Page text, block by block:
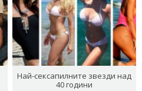
Най-сексапилните звезди над
40 години